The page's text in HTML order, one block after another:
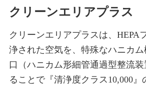
クリーンエリアプラス
クリーンエリアプラスは、HEPA
浄された空気を、特殊なハニカ
口（ハニカム形細管通過型整流
ることで『清浄度クラス10,000